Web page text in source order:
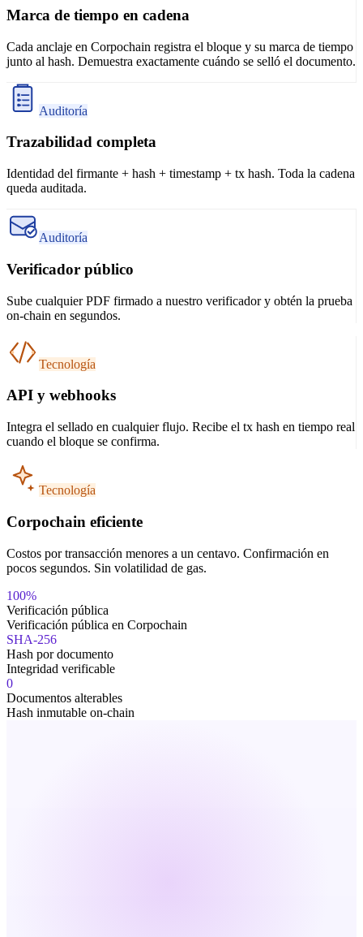
Marca de tiempo en cadena
Cada anclaje en Corpochain registra el bloque y su marca de tiempo
junto al hash. Demuestra exactamente cuándo se selló el documento.
Auditoría
Trazabilidad completa
Identidad del firmante + hash + timestamp + tx hash. Toda la cadena
queda auditada.
Auditoría
Verificador público
Sube cualquier PDF firmado a nuestro verificador y obtén la prueba
on-chain en segundos.
Tecnología
API y webhooks
Integra el sellado en cualquier flujo. Recibe el tx hash en tiempo real
cuando el bloque se confirma.
Tecnología
Corpochain eficiente
Costos por transacción menores a un centavo. Confirmación en
pocos segundos. Sin volatilidad de gas.
100%
Verificación pública
Verificación pública en Corpochain
SHA-256
Hash por documento
Integridad verificable
0
Documentos alterables
Hash inmutable on-chain